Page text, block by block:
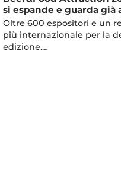
si espande e guarda già
Oltre 600 espositori e un
più internazionale per la
edizione.…